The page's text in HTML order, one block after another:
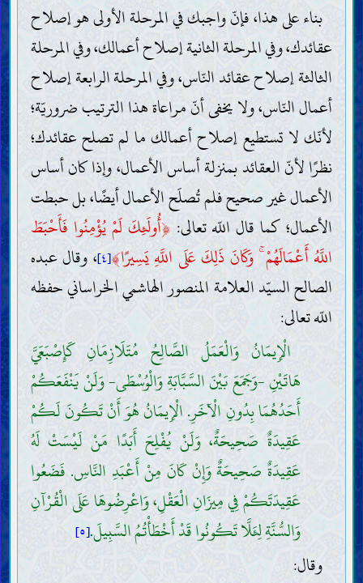
بناء على هذا، فإنّ واجبك في المرحلة الأولى هو إصلاح
عقائدك، وفي المرحلة الثانية إصلاح أعمالك، وفي المرحلة
الثالثة إصلاح عقائد النّاس، وفي المرحلة الرابعة إصلاح
أعمال النّاس، ولا يخفى أنّ مراعاة هذا الترتيب ضروريّة؛
لأنّك لا تستطيع إصلاح أعمالك ما لم تصلح عقائدك؛
نظرًا لأنّ العقائد بمنزلة أساس الأعمال، وإذا كان أساس
الأعمال غير صحيح فلم تُصلَح الأعمال أيضًا، بل حبطت
الأعمال؛ كما قال اللّه تعالى: ﴿أُولَئِكَ لَمْ يُؤْمِنُوا فَأَحْبَطَ
اللَّهُ أَعْمَالَهُمْ ۚ وَكَانَ ذَلِكَ عَلَى اللَّهِ يَسِيرًا﴾[٤] ، وقال عبده
الصالح السيّد العلامة المنصور الهاشمي الخراساني حفظه
اللّه تعالى:
الْإِيمَانُ وَالْعَمَلُ الصَّالِحُ مُتَلَازِمَانِ كَإِصْبَعَيَّ
هَاتَيْنِ -وَجَمَعَ بَيْنَ السَّبَّابَةِ وَالْوُسْطَى- وَلَنْ يَنْفَعَكُمْ
أَحَدُهُمَا بِدُونِ الْآخَرِ. الْإِيمَانُ هُوَ أَنْ تَكُونَ لَكُمْ
عَقِيدَةٌ صَحِيحَةٌ، وَلَنْ يُفْلِحَ أَبَدًا مَنْ لَيْسَتْ لَهُ
عَقِيدَةٌ صَحِيحَةٌ وَإِنْ كَانَ مِنْ أَعْبَدِ النَّاسِ. فَضَعُوا
عَقِيدَتَكُمْ فِي مِيزَانِ الْعَقْلِ، وَاعْرِضُوهَا عَلَى الْقُرْآنِ
وَالسُّنَّةِ لِئَلَّا تَكُونُوا قَدْ أَخْطَأْتُمُ السَّبِيلَ.[٥]
وقال: